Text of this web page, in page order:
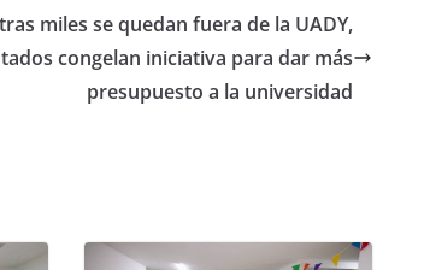
miles se quedan fuera de la UADY,
congelan iniciativa para dar más
presupuesto a la universidad